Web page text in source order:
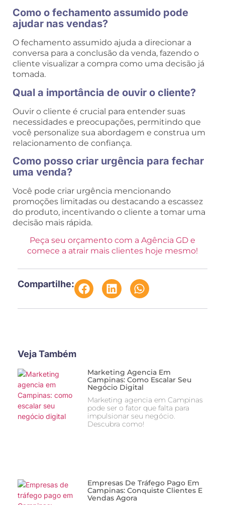
Como o fechamento assumido pode
ajudar nas vendas?
O fechamento assumido ajuda a direcionar a
conversa para a conclusão da venda, fazendo o
cliente visualizar a compra como uma decisão já
tomada.
Qual a importância de ouvir o cliente?
Ouvir o cliente é crucial para entender suas
necessidades e preocupações, permitindo que
você personalize sua abordagem e construa um
relacionamento de confiança.
Como posso criar urgência para fechar
uma venda?
Você pode criar urgência mencionando
promoções limitadas ou destacando a escassez
do produto, incentivando o cliente a tomar uma
decisão mais rápida.
Peça seu orçamento com a Agência GD e
comece a atrair mais clientes hoje mesmo!
Compartilhe:
Veja Também
Marketing Agencia Em
Campinas: Como Escalar Seu
Negócio Digital
Marketing agencia em Campinas
pode ser o fator que falta para
impulsionar seu negócio.
Descubra como!
Empresas De Tráfego Pago Em
Campinas: Conquiste Clientes E
Vendas Agora